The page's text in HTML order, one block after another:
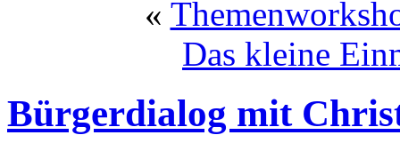
«
Das kleine
Bürgerdialog mit